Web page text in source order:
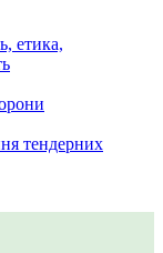
етика,
тендерних